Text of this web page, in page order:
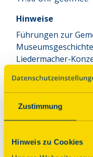
Zustimmung
Hinweis zu Cookies
Hinweise
Führungen zur
Liedermacher-
Führungen
Beginn